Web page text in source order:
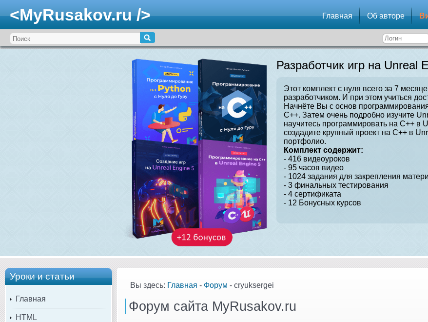
<MyRusakov.ru /> Главная Об авторе
Разработчик игр на Unreal
Этот комплект с нуля всего за 7
разработчиком. И при этом учиться
Начнёте Вы с основ
C++. Затем очень подробно изучите
научитесь программировать на C++ в
создадите крупный проект на C++ в
портфолио.
Комплект содержит:
- 416 видеоуроков
- 95 часов видео
- 1024 задания для закрепления
- 3 финальных тестирования
- 4 сертификата
- 12 Бонусных курсов
Уроки и статьи
Главная
HTML
Вы здесь: Главная - Форум - cryuksergei
Форум сайта MyRusakov.ru